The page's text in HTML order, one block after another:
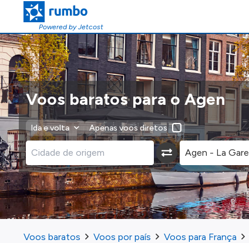
Powered by Jetcost
Voos baratos para o Agen
Ida e volta Apenas voos diretos
Voos baratos Voos por país Voos para França